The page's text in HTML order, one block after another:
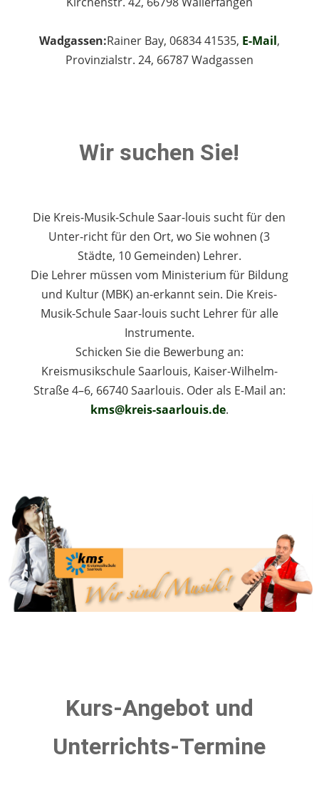
Wadgassen:Rainer Bay, 06834 41535, E-Mail,
Provinzialstr. 24, 66787 Wadgassen
Wir suchen Sie!
Die Kreis-Musik-Schule Saar-louis sucht für den
Unter-richt für den Ort, wo Sie wohnen (3
Städte, 10 Gemeinden) Lehrer.
Die Lehrer müssen vom Ministerium für Bildung
und Kultur (MBK) an-erkannt sein. Die Kreis-
Musik-Schule Saar-louis sucht Lehrer für alle
Instrumente.
Schicken Sie die Bewerbung an:
Kreismusikschule Saarlouis, Kaiser-Wilhelm-
Straße 4–6, 66740 Saarlouis. Oder als E-Mail an:
kms@kreis-saarlouis.de.
Kurs-Angebot und
Unterrichts-Termine